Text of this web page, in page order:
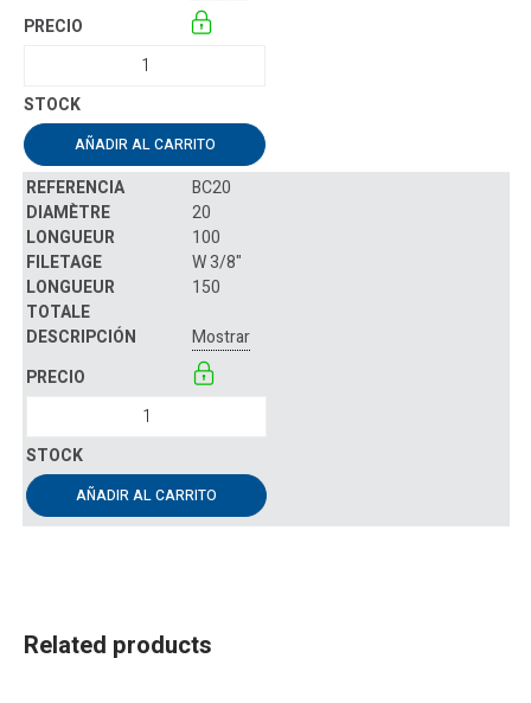
AÑADIR AL CARRITO
BC20
20
100
W 3/8"
150
Mostrar
AÑADIR AL CARRITO
Related products